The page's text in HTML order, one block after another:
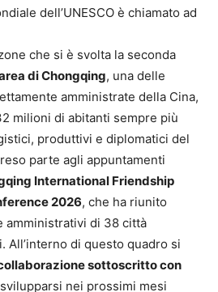
dell’UNESCO è chiamato ad
che si è svolta la seconda
di Chongqing, una delle
amministrate della Cina,
milioni di abitanti sempre più
produttivi e diplomatici del
parte agli appuntamenti
International Friendship
2026, che ha riunito
amministrativi di 38 città
All’interno di questo quadro si
sottoscritto con
nei prossimi mesi